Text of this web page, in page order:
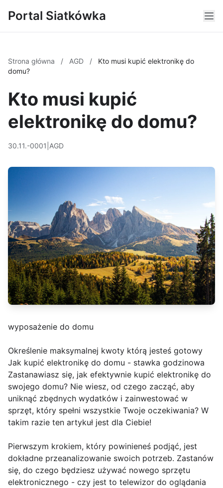
Portal Siatkówka
Strona główna / AGD /
Kto musi kupić elektronikę do
domu?
Kto musi kupić
elektronikę do domu?
30.11.-0001 AGD
wyposażenie do domu
Określenie maksymalnej kwoty którą jesteś gotowy
Jak kupić elektronikę do domu - stawka godzinowa
Zastanawiasz się, jak efektywnie kupić elektronikę do
swojego domu? Nie wiesz, od czego zacząć, aby
uniknąć zbędnych wydatków i zainwestować w
sprzęt, który spełni wszystkie Twoje oczekiwania? W
takim razie ten artykuł jest dla Ciebie!
Pierwszym krokiem, który powinieneś podjąć, jest
dokładne przeanalizowanie swoich potrzeb. Zastanów
się, do czego będziesz używać nowego sprzętu
elektronicznego - czy jest to telewizor do oglądania